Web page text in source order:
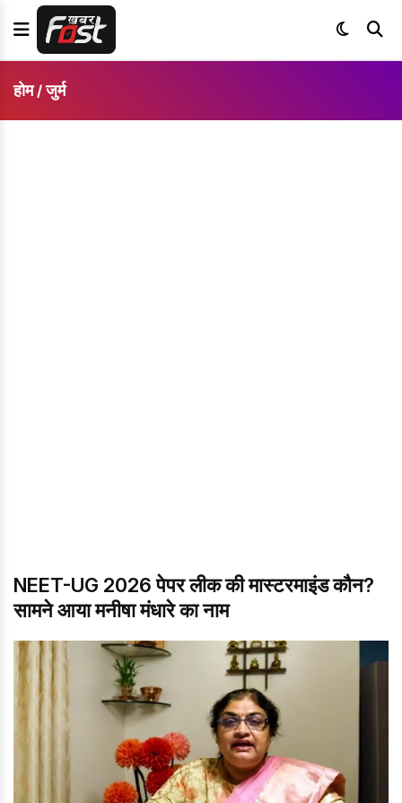
होम/ जुर्म
NEET-UG 2026 पेपर लीक की मास्टरमाइंड कौन?
सामने आया मनीषा मंधारे का नाम